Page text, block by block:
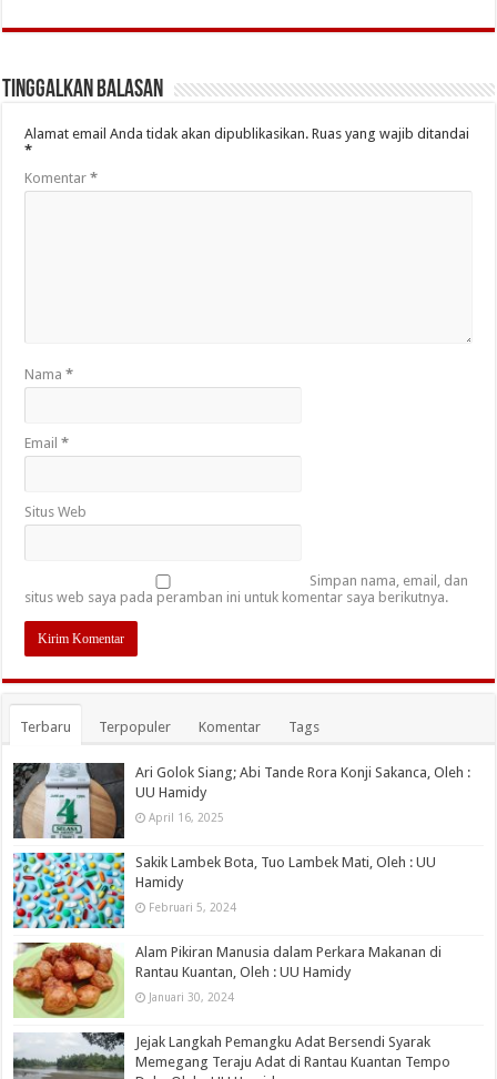
Tinggalkan Balasan
Alamat email Anda tidak akan dipublikasikan. Ruas yang wajib ditandai
*
Komentar*
Nama*
Email*
Situs Web
Simpan nama, email, dan
situs web saya pada peramban ini untuk komentar saya berikutnya.
Terbaru Terpopuler Komentar Tags
Ari Golok Siang; Abi Tande Rora Konji Sakanca, Oleh :
UU Hamidy
April 16, 2025
Sakik Lambek Bota, Tuo Lambek Mati, Oleh : UU
Hamidy
Februari 5, 2024
Alam Pikiran Manusia dalam Perkara Makanan di
Rantau Kuantan, Oleh : UU Hamidy
Januari 30, 2024
Jejak Langkah Pemangku Adat Bersendi Syarak
Memegang Teraju Adat di Rantau Kuantan Tempo